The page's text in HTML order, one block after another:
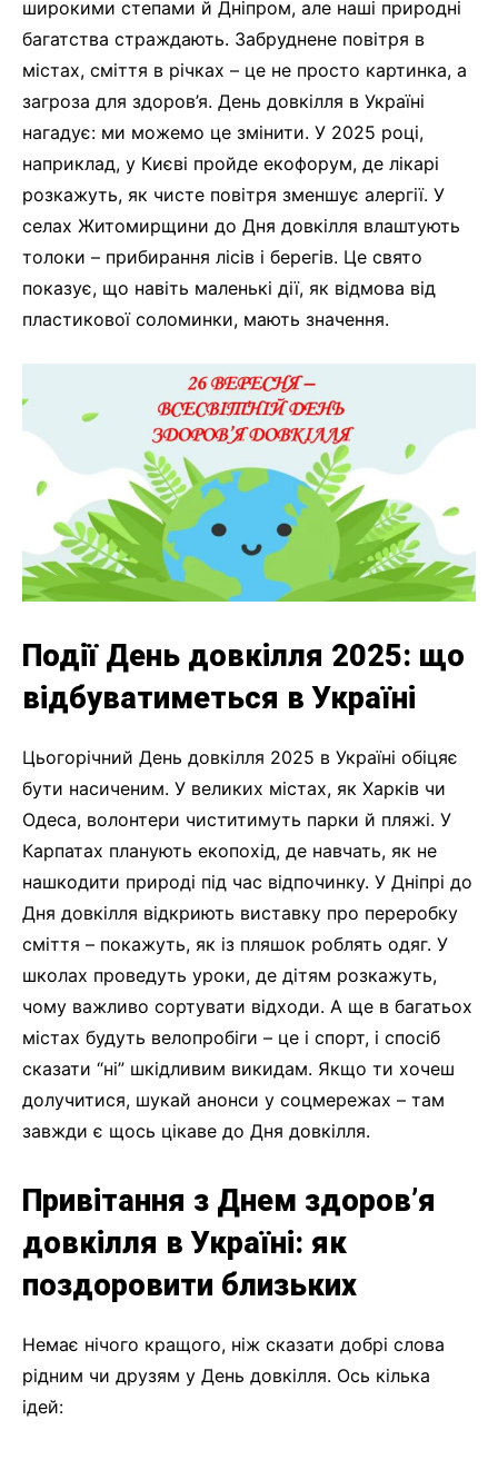
широкими степами й Дніпром, але наші природні
багатства страждають. Забруднене повітря в
містах, сміття в річках – це не просто картинка, а
загроза для здоров’я. День довкілля в Україні
нагадує: ми можемо це змінити. У 2025 році,
наприклад, у Києві пройде екофорум, де лікарі
розкажуть, як чисте повітря зменшує алергії. У
селах Житомирщини до Дня довкілля влаштують
толоки – прибирання лісів і берегів. Це свято
показує, що навіть маленькі дії, як відмова від
пластикової соломинки, мають значення.
Події День довкілля 2025: що
відбуватиметься в Україні
Цьогорічний День довкілля 2025 в Україні обіцяє
бути насиченим. У великих містах, як Харків чи
Одеса, волонтери чиститимуть парки й пляжі. У
Карпатах планують екопохід, де навчать, як не
нашкодити природі під час відпочинку. У Дніпрі до
Дня довкілля відкриють виставку про переробку
сміття – покажуть, як із пляшок роблять одяг. У
школах проведуть уроки, де дітям розкажуть,
чому важливо сортувати відходи. А ще в багатьох
містах будуть велопробіги – це і спорт, і спосіб
сказати “ні” шкідливим викидам. Якщо ти хочеш
долучитися, шукай анонси у соцмережах – там
завжди є щось цікаве до Дня довкілля.
Привітання з Днем здоров’я
довкілля в Україні: як
поздоровити близьких
Немає нічого кращого, ніж сказати добрі слова
рідним чи друзям у День довкілля. Ось кілька
ідей: